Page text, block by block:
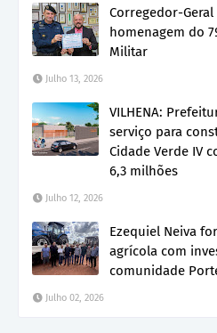
Corregedor-Geral
homenagem do
Militar
Julho 13, 2026
VILHENA:
serviço para
Cidade Verde IV
6,3 milhões
Julho 12, 2026
Ezequiel Neiva
agrícola com
comunidade
Julho 02, 2026